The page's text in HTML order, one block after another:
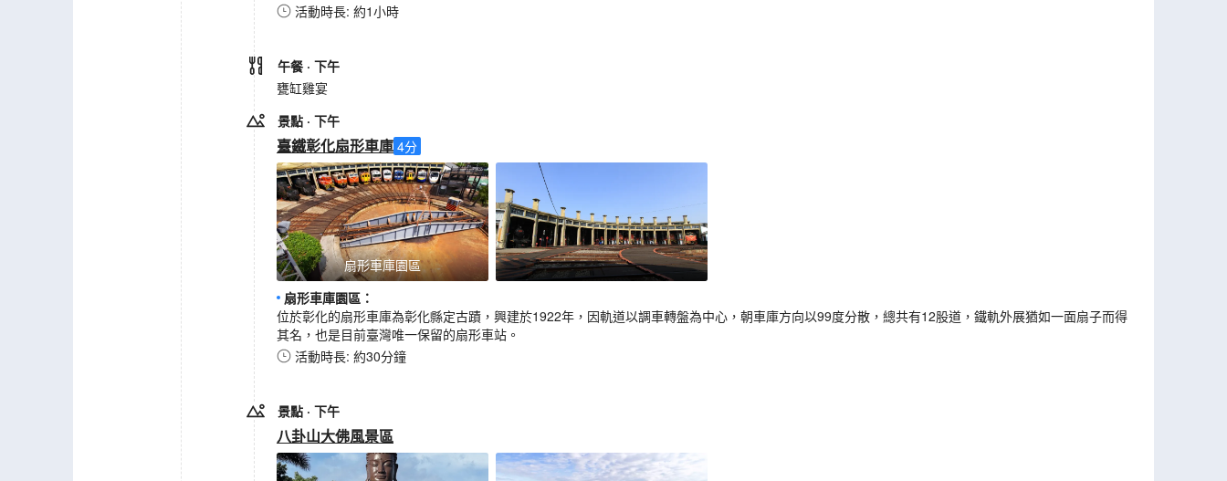
活動時長: 約1小時
午餐 · 下午
甕缸雞宴
景點 · 下午
臺鐵彰化扇形車庫 4分
扇形車庫園區
扇形車庫園區 ：
位於彰化的扇形車庫為彰化縣定古蹟，興建於1922年，因軌道以調車轉盤為中心，朝車庫方向以99度分散，總共有12股道，鐵軌外展猶如一面扇子而得
其名，也是目前臺灣唯一保留的扇形車站。
活動時長: 約30分鐘
景點 · 下午
八卦山大佛風景區